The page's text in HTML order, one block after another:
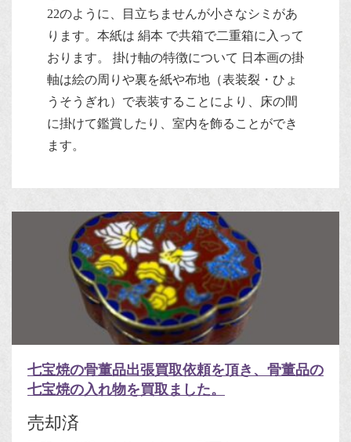
22のように、目立ちませんが小さなシミがあ
ります。本紙は 絹本 で共箱で二重箱に入って
おります。 掛け軸の特徴について 日本画の掛
軸は絵の周りや裏を紙や布地（表装裂・ひょ
うそうぎれ）で表装することにより、床の間
に掛けて鑑賞したり、室内を飾ることができ
ます。
七宝焼の骨董品出張買取依頼を頂き、骨董品の
七宝焼の入れ物を買取ました。
売却済